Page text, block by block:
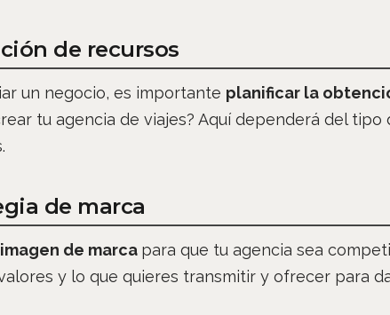
de recursos
un negocio, es importante planificar la
tu agencia de viajes? Aquí dependerá del tipo
de marca
de marca para que tu agencia sea
y lo que quieres transmitir y ofrecer para